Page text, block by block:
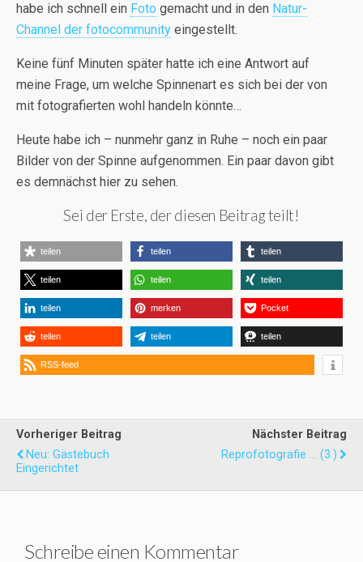
habe ich schnell ein Foto gemacht und in den Natur-
Channel der fotocommunity eingestellt.
Keine fünf Minuten später hatte ich eine Antwort auf
meine Frage, um welche Spinnenart es sich bei der von
mit fotografierten wohl handeln könnte…
Heute habe ich – nunmehr ganz in Ruhe – noch ein paar
Bilder von der Spinne aufgenommen. Ein paar davon gibt
es demnächst hier zu sehen.
Sei der Erste, der diesen Beitrag teilt!
teilen teilen teilen
teilen teilen teilen
teilen merken Pocket
teilen teilen teilen
RSS-feed
Vorheriger Beitrag
Neu: Gästebuch
Eingerichtet
Nächster Beitrag
Reprofotografie ... (3.)
Schreibe einen Kommentar